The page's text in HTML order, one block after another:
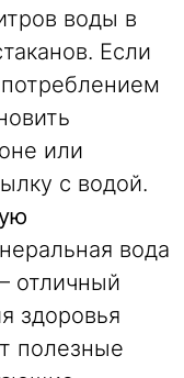
воды в
Если
или
с водой.
вода
отличный
здоровья
полезные